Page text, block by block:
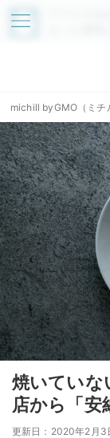
アプリで
michill byGMO（ミチ
焼いていな
店から「安
更新日：2020年2月3